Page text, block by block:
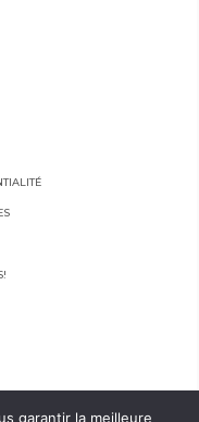
garantir la meilleure